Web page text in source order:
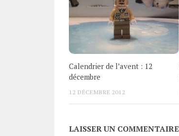
Calendrier de l’avent : 12
décembre
12 DÉCEMBRE 2012
LAISSER UN COMMENTAIRE